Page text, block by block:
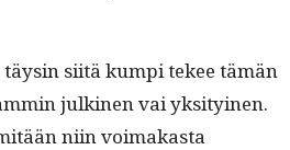
siitä kumpi tekee tämän
julki­nen vai yksi­tyi­nen.
niin voimakas­ta